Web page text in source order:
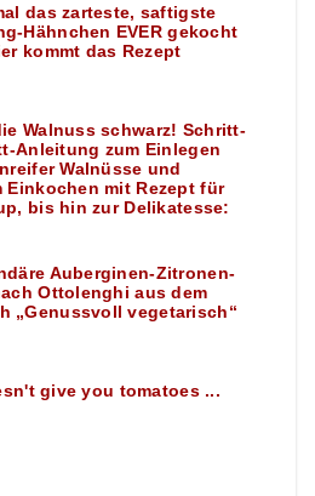
das zarteste, saftigste
Hähnchen EVER gekocht
kommt das Rezept
Walnuss schwarz! Schritt-
Anleitung zum Einlegen
Walnüsse und
Einkochen mit Rezept für
bis hin zur Delikatesse:
Auberginen-Zitronen-
Ottolenghi aus dem
„Genussvoll vegetarisch“
give you tomatoes ...